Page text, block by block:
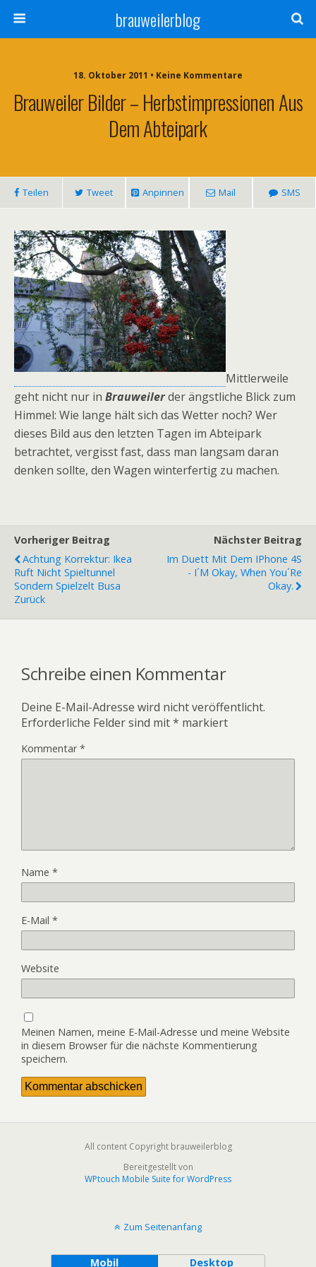
brauweilerblog
18. Oktober 2011 • Keine Kommentare
Brauweiler Bilder – Herbstimpressionen Aus
Dem Abteipark
Teilen Tweet Anpinnen Mail SMS
Mittlerweile
geht nicht nur in Brauweilerder ängstliche Blick zum
Himmel: Wie lange hält sich das Wetter noch? Wer
dieses Bild aus den letzten Tagen im Abteipark
betrachtet, vergisst fast, dass man langsam daran
denken sollte, den Wagen winterfertig zu machen.
Vorheriger Beitrag
Achtung Korrektur: Ikea
Ruft Nicht Spieltunnel
Sondern Spielzelt Busa
Zurück
Nächster Beitrag
Im Duett Mit Dem IPhone 4S
- I´m Okay, When You´re
Okay.
Schreibe einen Kommentar
Deine E-Mail-Adresse wird nicht veröffentlicht.
Erforderliche Felder sind mit* markiert
Kommentar*
Name *
E-Mail *
Website
Meinen Namen, meine E-Mail-Adresse und meine Website
in diesem Browser für die nächste Kommentierung
speichern.
All content Copyright brauweilerblog
Bereitgestellt von
WPtouch Mobile Suite for WordPress
Zum Seitenanfang
Mobil Desktop